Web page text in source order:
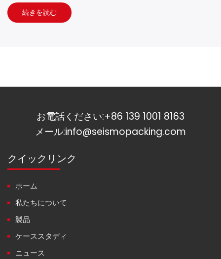
続きを読む
お電話ください:+86 139 1001 8163
メール:info@seismopacking.com
クイックリンク
ホーム
私たちについて
製品
ケーススタディ
ニュース